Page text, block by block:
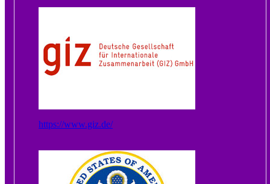
https://www.giz.de/